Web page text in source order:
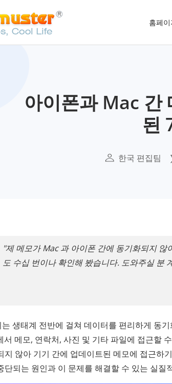
홈페이
아이폰과 Mac 간
된
한국 편집팀
"제 메모가 Mac 과 아이폰 간에 동기화되지
도 수십 번이나 확인해 봤습니다. 도와주실 분
생태계 전반에 걸쳐 데이터를 편리하게 동
서 메모, 연락처, 사진 및 기타 파일에 접근할
지 않아 기기 간에 업데이트된 메모에 접근하
단되는 원인과 이 문제를 해결할 수 있는 실질